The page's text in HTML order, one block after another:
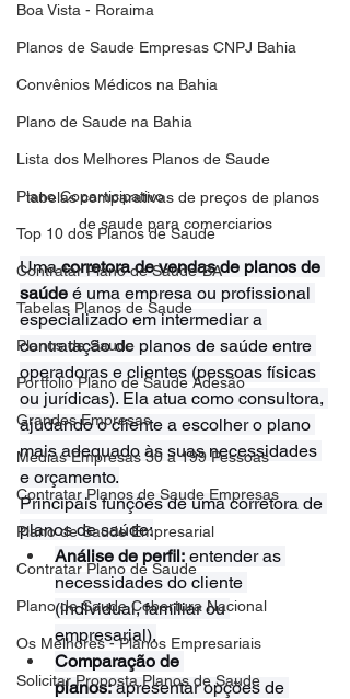
Boa Vista - Roraima
Planos de Saude Empresas CNPJ Bahia
Convênios Médicos na Bahia
Plano de Saude na Bahia
Lista dos Melhores Planos de Saude
Plano Coparticipativo
Top 10 dos Planos de Saude
Contratar Plano de Saude-BA
Tabelas Planos de Saude
Planos de Saude
Portfolio Plano de Saude Adesão
Grandes Empresas
Medias Empresas 30 a 199 Pessoas
Contratar Planos de Saude Empresas
Plano de Saude Empresarial
Contratar Plano de Saude
Plano de Saude Cobertura Nacional
Os Melhores - Planos Empresariais
Solicitar Proposta Planos de Saude
tabelas comparativas de preços de planos
de saude para comerciarios
Uma corretora de vendas de planos de
saúde é uma empresa ou profissional
especializado em intermediar a
contratação de planos de saúde entre
operadoras e clientes (pessoas físicas
ou jurídicas). Ela atua como consultora,
ajudando o cliente a escolher o plano
mais adequado às suas necessidades
e orçamento.
Principais funções de uma corretora de
planos de saúde:
Análise de perfil: entender as
necessidades do cliente
(individual, familiar ou
empresarial).
Comparação de
planos: apresentar opções de